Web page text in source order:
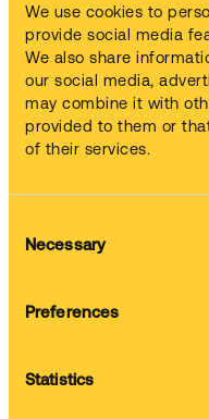
We use cookies to
provide social media
We also share
our social media,
may combine it with
provided to them or
of their services.
Necessary
Preferences
Statistics
W każdym kraju
czyszczenia części,
zapewniamy pełne
doradztwo dla firm każdej
oddziałów nasi klienci
i dostęp do najlepszych
Ponad 110 tys.